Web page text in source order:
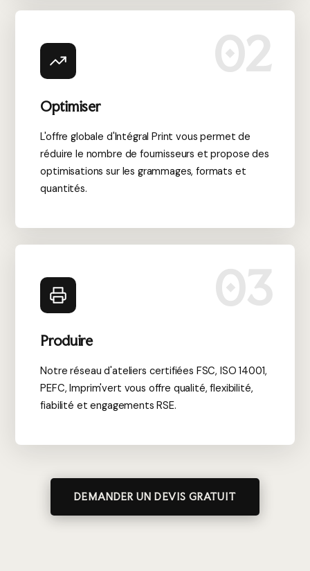
02
Optimiser
L'offre globale d'Intégral Print vous permet de
réduire le nombre de fournisseurs et propose des
optimisations sur les grammages, formats et
quantités.
03
Produire
Notre réseau d'ateliers certifiées FSC, ISO 14001,
PEFC, Imprim'vert vous offre qualité, flexibilité,
fiabilité et engagements RSE.
DEMANDER UN DEVIS GRATUIT